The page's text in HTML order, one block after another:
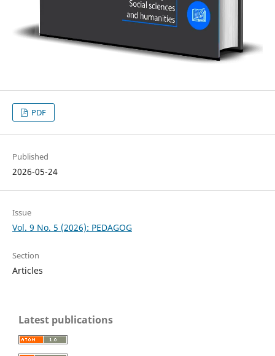
PDF
Published
2026-05-24
Issue
Vol. 9 No. 5 (2026): PEDAGOG
Section
Articles
Latest publications